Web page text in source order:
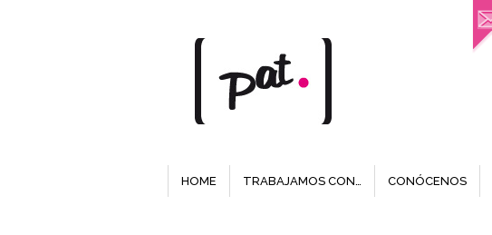
HOME TRABAJAMOS CON… CONÓCENOS